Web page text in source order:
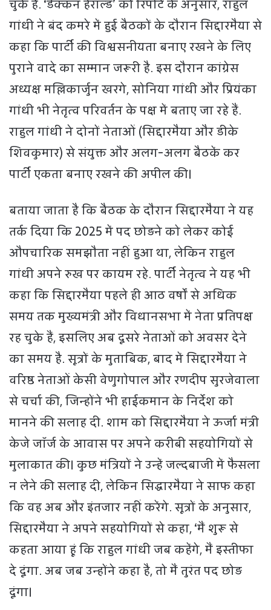
चुके हैं. ‘डेक्‍कन हेराल्‍ड’ की रिपोर्ट के अनुसार, राहुल
गांधी ने बंद कमरे में हुई बैठकों के दौरान सिद्दारमैया से
कहा कि पार्टी की विश्वसनीयता बनाए रखने के लिए
पुराने वादे का सम्मान जरूरी है. इस दौरान कांग्रेस
अध्यक्ष मल्लिकार्जुन खरगे, सोनिया गांधी और प्रियंका
गांधी भी नेतृत्व परिवर्तन के पक्ष में बताए जा रहे हैं.
राहुल गांधी ने दोनों नेताओं (सिद्दारमैया और डीके
शिवकुमार) से संयुक्त और अलग-अलग बैठकें कर
पार्टी एकता बनाए रखने की अपील की।
बताया जाता है कि बैठक के दौरान सिद्दारमैया ने यह
तर्क दिया कि 2025 में पद छोड़ने को लेकर कोई
औपचारिक समझौता नहीं हुआ था, लेकिन राहुल
गांधी अपने रुख पर कायम रहे. पार्टी नेतृत्व ने यह भी
कहा कि सिद्दारमैया पहले ही आठ वर्षों से अधिक
समय तक मुख्यमंत्री और विधानसभा में नेता प्रतिपक्ष
रह चुके हैं, इसलिए अब दूसरे नेताओं को अवसर देने
का समय है. सूत्रों के मुताबिक, बाद में सिद्दारमैया ने
वरिष्ठ नेताओं केसी वेणुगोपाल और रणदीप सुरजेवाला
से चर्चा की, जिन्होंने भी हाईकमान के निर्देश को
मानने की सलाह दी. शाम को सिद्दारमैया ने ऊर्जा मंत्री
केजे जॉर्ज के आवास पर अपने करीबी सहयोगियों से
मुलाकात की। कुछ मंत्रियों ने उन्हें जल्दबाजी में फैसला
न लेने की सलाह दी, लेकिन सिद्धारमैया ने साफ कहा
कि वह अब और इंतजार नहीं करेंगे. सूत्रों के अनुसार,
सिद्दारमैया ने अपने सहयोगियों से कहा, ‘मैं शुरू से
कहता आया हूं कि राहुल गांधी जब कहेंगे, मैं इस्तीफा
दे दूंगा. अब जब उन्होंने कहा है, तो मैं तुरंत पद छोड़
दूंगा।